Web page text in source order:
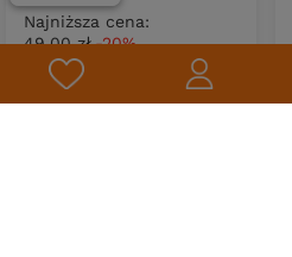
Najniższa cena:
49,00 zł-20%